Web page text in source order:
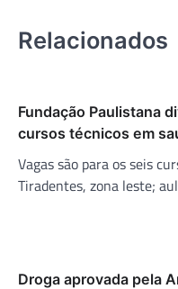
Relacionados
Fundação Paulistana
cursos técnicos em
Vagas são para os seis
Tiradentes, zona leste;
Droga aprovada pela